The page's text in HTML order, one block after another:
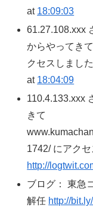
at 18:09:03
61.27.108.xxx
からやってき
クセスしました
at 18:04:09
110.4.133.xxx
きて
1742/ にアク
http://
ブログ： 東急
解任 http://